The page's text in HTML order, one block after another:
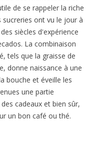
de se rappeler la riche
ont vu le jour à
siècles d'expérience
La combinaison
tels que la graisse de
donne naissance à une
bouche et éveille les
une partie
cadeaux et bien sûr,
un bon café ou thé.